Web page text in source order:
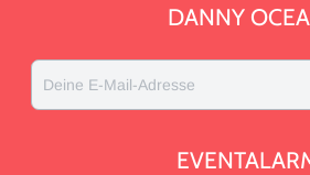
DANNY
Deine E-Mail-Adresse